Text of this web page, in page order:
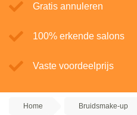
Gratis annuleren
100% erkende salons
Vaste voordeelprijs
Home Bruidsmake-up